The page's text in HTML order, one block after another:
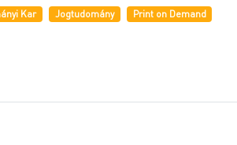
Kar Jogtudomány Print on Demand